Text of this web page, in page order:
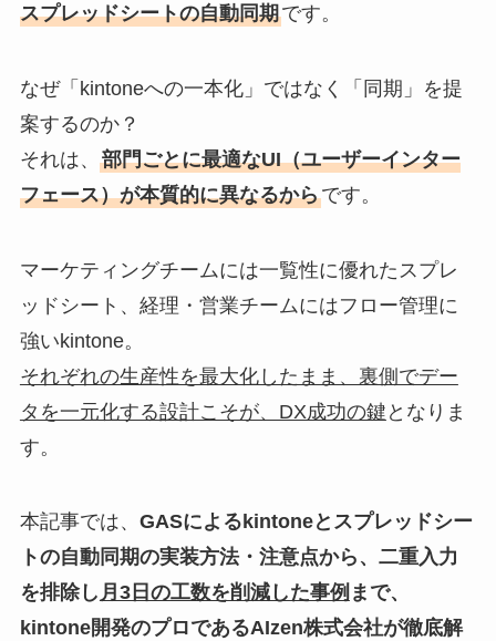
スプレッドシートの自動同期です。
なぜ「kintoneへの一本化」ではなく「同期」を提
案するのか？
それは、 部門ごとに最適なUI（ユーザーインター
フェース）が本質的に異なるからです。
マーケティングチームには一覧性に優れたスプレ
ッドシート、経理・営業チームにはフロー管理に
強いkintone。
それぞれの生産性を最大化したまま、裏側でデー
タを一元化する設計こそが、DX成功の鍵 となりま
す。
本記事では、 GASによるkintoneとスプレッドシー
トの自動同期の実装方法・注意点から、二重入力
を排除し 月3日の工数を削減した事例 まで、
kintone開発のプロであるAIzen株式会社が徹底解